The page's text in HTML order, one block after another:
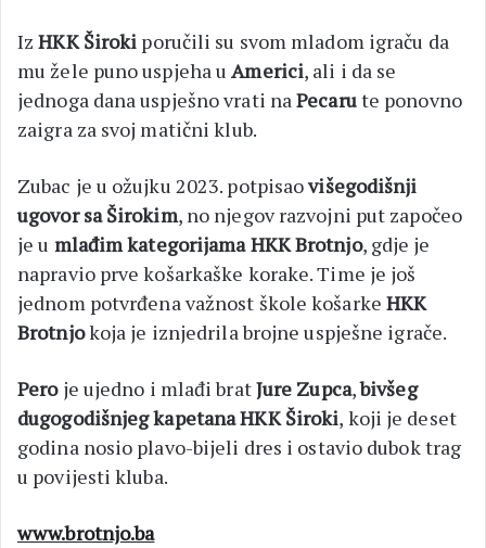
IzHKK Široki poručili su svom mladom igraču da
mu žele puno uspjeha uAmerici, ali i da se
jednoga dana uspješno vrati naPecarute ponovno
zaigra za svoj matični klub.
Zubac je u ožujku 2023. potpisaovišegodišnji
ugovor sa Širokim, no njegov razvojni put započeo
je u mlađim kategorijama HKK Brotnjo, gdje je
napravio prve košarkaške korake. Time je još
jednom potvrđena važnost škole košarke HKK
Brotnjokoja je iznjedrila brojne uspješne igrače.
Peroje ujedno i mlađi bratJure Zupca,bivšeg
dugogodišnjeg kapetana HKK Široki, koji je deset
godina nosio plavo-bijeli dres i ostavio dubok trag
u povijesti kluba.
www.brotnjo.ba